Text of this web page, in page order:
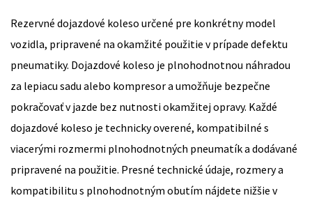
Rezervné dojazdové koleso určené pre konkrétny model
vozidla, pripravené na okamžité použitie v prípade defektu
pneumatiky. Dojazdové koleso je plnohodnotnou náhradou
za lepiacu sadu alebo kompresor a umožňuje bezpečne
pokračovať v jazde bez nutnosti okamžitej opravy. Každé
dojazdové koleso je technicky overené, kompatibilné s
viacerými rozmermi plnohodnotných pneumatík a dodávané
pripravené na použitie. Presné technické údaje, rozmery a
kompatibilitu s plnohodnotným obutím nájdete nižšie v